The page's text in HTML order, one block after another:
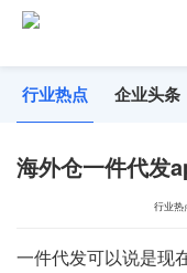
行业热点 企业头条
海外仓一件代发
行业热
一件代发可以说是现